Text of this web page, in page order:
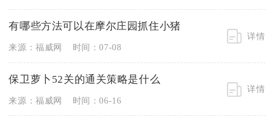
有哪些方法可以在摩尔庄园抓住小猪
来源：福威网 时间：07-08
详情
保卫萝卜52关的通关策略是什么
来源：福威网 时间：06-16
详情